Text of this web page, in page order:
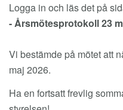
Logga in och läs det på
- Årsmötesprotokoll 23
Vi bestämde på mötet att
maj 2026.
Ha en fortsatt frevlig